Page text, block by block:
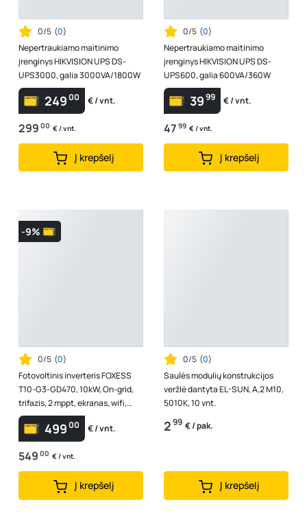
0/5 (0)
Nepertraukiamo maitinimo
įrenginys HIKVISION UPS DS-
UPS3000, galia 3000VA/1800W
24900 € / vnt.
299 00 € / vnt.
Į krepšelį
0/5 (0)
Nepertraukiamo maitinimo
įrenginys HIKVISION UPS DS-
UPS600, galia 600VA/360W
3999 € / vnt.
47 99 € / vnt.
Į krepšelį
-9%
0/5 (0)
Fotovoltinis inverteris FOXESS
T10-G3-GD470, 10kW, On-grid,
trifazis, 2 mppt, ekranas, wifi,
naujas galingesnis lustas G...
49900 € / vnt.
549 00 € / vnt.
Į krepšelį
0/5 (0)
Saulės modulių konstrukcijos
veržlė dantyta EL-SUN, A,2 M10,
5010K, 10 vnt.
299 € / pak.
Į krepšelį